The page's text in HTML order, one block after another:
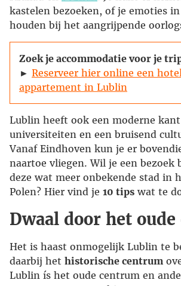
kastelen bezoeken, of je emoties
houden bij het aangrijpende
Zoek je accommodatie voor je
► Reserveer hier online een
appartement in Lublin
Lublin heeft ook een moderne
universiteiten en een bruisend
Vanaf Eindhoven kun je er
naartoe vliegen. Wil je een bezoek
deze wat meer onbekende stad in
Polen? Hier vind je 10 tips wat te
Dwaal door het
Het is haast onmogelijk Lublin te
daarbij het historische centrum
Lublin ís het oude centrum en